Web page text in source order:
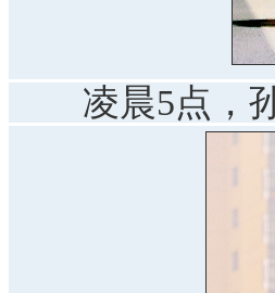
凌晨5点，孙